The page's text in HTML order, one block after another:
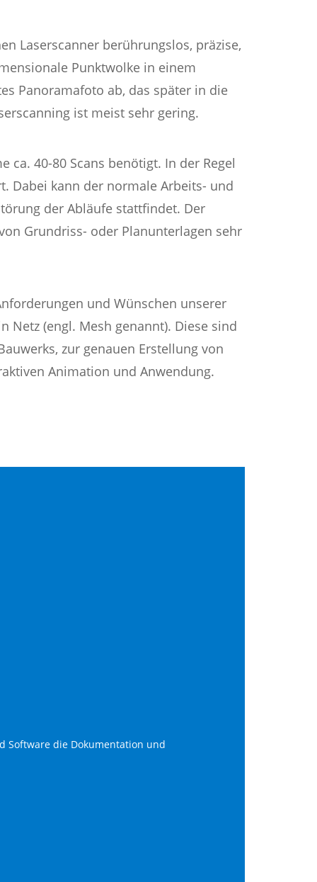
Laserscanner berührungslos, präzise,
Punktwolke in einem
Panoramafoto ab, das später in die
ist meist sehr gering.
ca. 40-80 Scans benötigt. In der Regel
Dabei kann der normale Arbeits- und
der Abläufe stattfindet. Der
Grundriss- oder Planunterlagen sehr
und Wünschen unserer
Netz (engl. Mesh genannt). Diese sind
zur genauen Erstellung von
Animation und Anwendung.
Software die Dokumentation und